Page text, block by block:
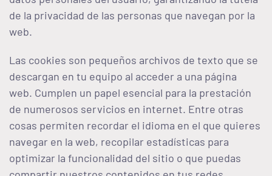
de la privacidad de las personas que navegan por la
web.
Las cookies son pequeños archivos de texto que se
descargan en tu equipo al acceder a una página
web. Cumplen un papel esencial para la prestación
de numerosos servicios en internet. Entre otras
cosas permiten recordar el idioma en el que quieres
navegar en la web, recopilar estadísticas para
optimizar la funcionalidad del sitio o que puedas